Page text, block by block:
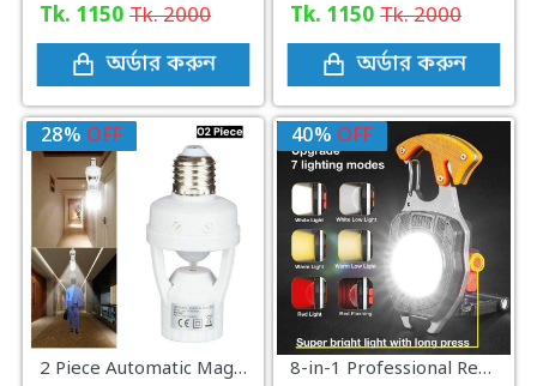
Tk. 1150 Tk. 2000
অর্ডার করুন
Tk. 1150 Tk. 2000
অর্ডার করুন
28% OFF
2 Piece Automatic Magic Motion Sensor Bulb Holder
40% OFF
8-in-1 Professional Rechargeable COB Keychain Light with Screwdriver and Cigarette Lighter